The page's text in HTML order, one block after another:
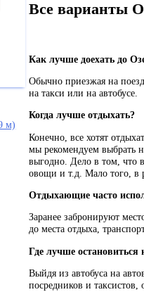
Все варианты
Как лучше доехать до
Обычно приезжая на
на такси или на автобусе.
Когда лучше отдыхать?
Конечно, все хотят
мы рекомендуем выбрать
выгодно. Дело в том, что
овощи и т.д. Мало того, в
Отдыхающие часто
Заранее забронируют
до места отдыха,
Где лучше остановиться
Выйдя из автобуса на
посредников и